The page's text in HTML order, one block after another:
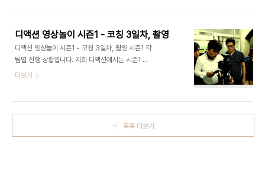
(아래) 현장 직업 체험 학습 문의 :
10:00 장소 : 신천역 카페베네 목표 : 99초 영화제
출품 ② 팀 팀원 : 서울산업정보학교 3학년 학생 5명
코치 : 최정욱(편집) 일시 : 2014년 9월 20일, 토요
일 오후9:00-10:00 장소 : 서울산업정보학교 목표
: 29초 영화제 출품 ③ 팀 팀원 : 서울 대신고등학교
2014년 9월 21일, 일요일 오후2..
디액션 영상놀이 시즌1 - 코칭 3일차, 촬영
디액션 영상놀이 시즌1 - 코칭 3일차, 촬영 시즌1 각
팀별 진행 상황입니다. 저희 디액션에서는 시즌1 참
가자들의 편의를 위해서 코치님들이 그들이 있는 곳
5:00 장소 : 해당 학교 강의실 목표 : 99초 영화제
더보기
목록 더보기